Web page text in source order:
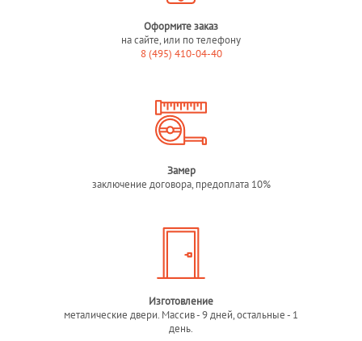
Оформите заказ
на сайте, или по телефону
8 (495) 410-04-40
Замер
заключение договора, предоплата 10%
Изготовление
металические двери. Массив - 9 дней, остальные - 1
день.